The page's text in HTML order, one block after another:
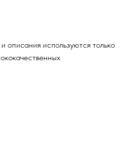
описания используются только